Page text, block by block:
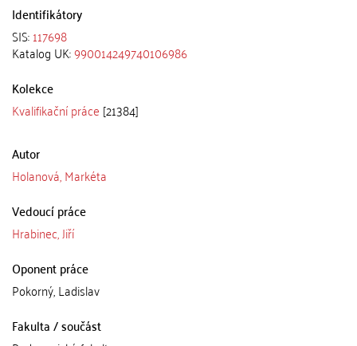
Identifikátory
SIS:117698
Katalog UK:990014249740106986
Kolekce
Kvalifikační práce [21384]
Autor
Holanová, Markéta
Vedoucí práce
Hrabinec, Jiří
Oponent práce
Pokorný, Ladislav
Fakulta / součást